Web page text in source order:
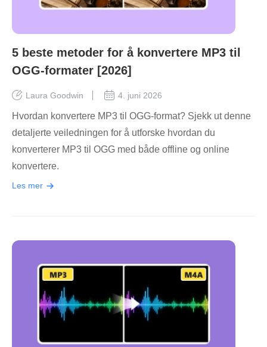
5 beste metoder for å konvertere MP3 til
OGG-formater [2026]
Laura Goodwin 4. juni 2026
Hvordan konvertere MP3 til OGG-format? Sjekk ut denne
detaljerte veiledningen for å utforske hvordan du
konverterer MP3 til OGG med både offline og online
konvertere.
Les mer